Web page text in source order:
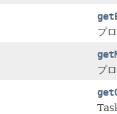
プ
プ